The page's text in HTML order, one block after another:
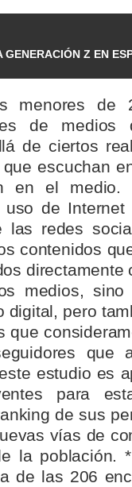
Z EN
menores
de medios
de ciertos
escuchan
en el medio.
de
las redes
contenidos
directamente
medios,
digital, pero
que
que
estudio es
para
de sus
vías de
la población.
de las 206